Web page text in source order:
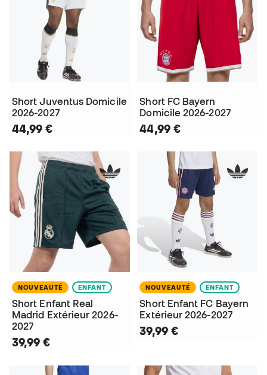
Short Juventus Domicile
2026-2027
44,99 €
Short FC Bayern
Domicile 2026-2027
44,99 €
NOUVEAUTÉ ENFANT
Short Enfant Real
Madrid Extérieur 2026-
2027
39,99 €
NOUVEAUTÉ ENFANT
Short Enfant FC Bayern
Extérieur 2026-2027
39,99 €